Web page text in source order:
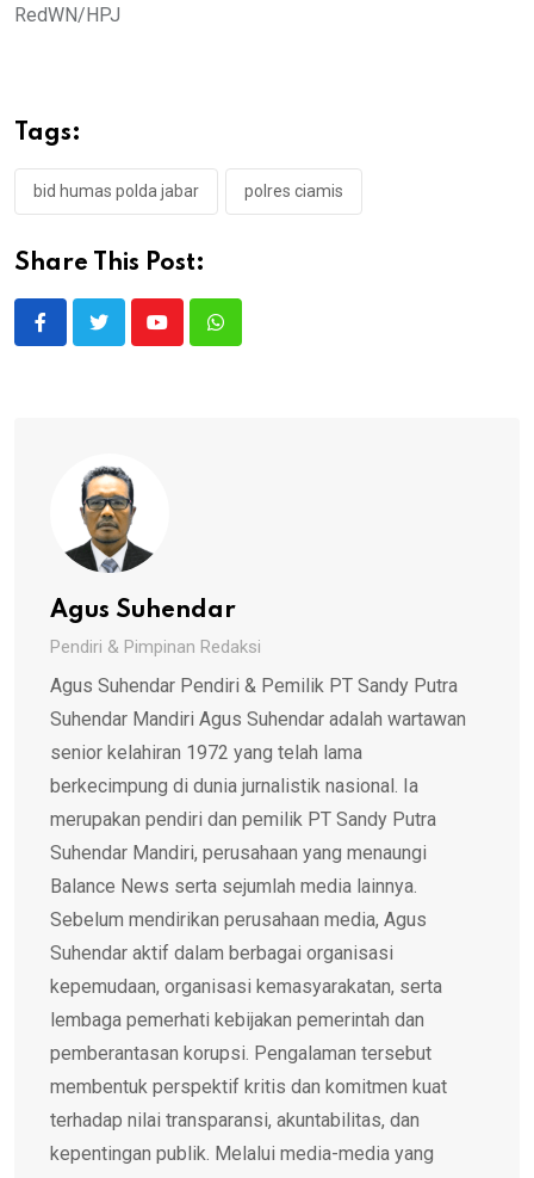
RedWN/HPJ
Tags:
bid humas polda jabar polres ciamis
Share This Post:
YoutubeWhatsapp
Agus Suhendar
Pendiri & Pimpinan Redaksi
Agus Suhendar Pendiri & Pemilik PT Sandy Putra
Suhendar Mandiri Agus Suhendar adalah wartawan
senior kelahiran 1972 yang telah lama
berkecimpung di dunia jurnalistik nasional. Ia
merupakan pendiri dan pemilik PT Sandy Putra
Suhendar Mandiri, perusahaan yang menaungi
Balance News serta sejumlah media lainnya.
Sebelum mendirikan perusahaan media, Agus
Suhendar aktif dalam berbagai organisasi
kepemudaan, organisasi kemasyarakatan, serta
lembaga pemerhati kebijakan pemerintah dan
pemberantasan korupsi. Pengalaman tersebut
membentuk perspektif kritis dan komitmen kuat
terhadap nilai transparansi, akuntabilitas, dan
kepentingan publik. Melalui media-media yang